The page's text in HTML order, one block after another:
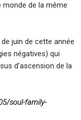
de la même
juin de cette année
négatives) qui
d’ascension de la
soul-family-